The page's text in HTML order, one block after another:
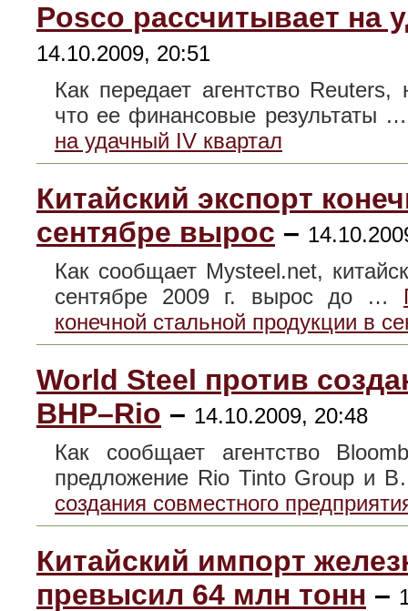
Posco рассчитывает на
14.10.2009, 20:51
Как передает агентство
что ее финансовые результаты
на удачный IV квартал
Китайский экспорт
сентябре вырос –
Как сообщает Mysteel.net,
сентябре 2009 г. вырос до …
конечной стальной продукции в
World Steel против
BHP–Rio – 14.10.2009, 20:48
Как сообщает агентство
предложение Rio Tinto Group и
создания совместного
Китайский импорт
превысил 64 млн тонн –